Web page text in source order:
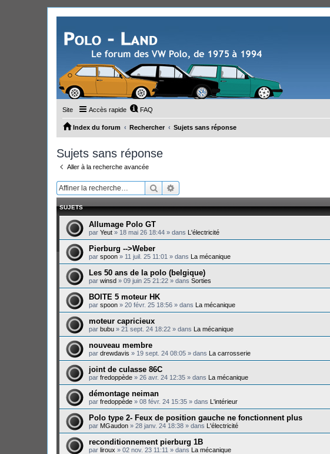
Site Accès rapide FAQ
Index du forum Rechercher Sujets sans réponse
Sujets sans réponse
Aller à la recherche avancée
Rechercher
SUJETS
Allumage Polo GT
par Yeut » 18 mai 26 18:44 » dans L'électricité
Pierburg -->Weber
par spoon » 11 juil. 25 11:01 » dans La mécanique
Les 50 ans de la polo (belgique)
par winsd » 09 juin 25 21:22 » dans Sorties
BOITE 5 moteur HK
par spoon » 20 févr. 25 18:56 » dans La mécanique
moteur capricieux
par bubu » 21 sept. 24 18:22 » dans La mécanique
nouveau membre
par drewdavis » 19 sept. 24 08:05 » dans La carrosserie
joint de culasse 86C
par fredoppède » 26 avr. 24 12:35 » dans La mécanique
démontage neiman
par fredoppède » 08 févr. 24 15:35 » dans L'intérieur
Polo type 2- Feux de position gauche ne fonctionnent plus
par MGaudon » 28 janv. 24 18:38 » dans L'électricité
reconditionnement pierburg 1B
par liroux » 02 nov. 23 11:11 » dans La mécanique